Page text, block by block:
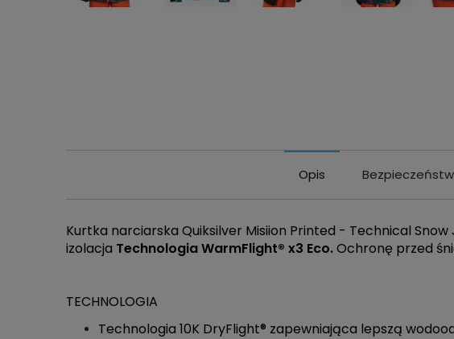
Opis
Kurtka narciarska Quiksilver Misiion Printed - Technical
izolacja Technologia WarmFlight® x3 Eco.Ochronę przed
TECHNOLOGIA
Technologia 10K DryFlight® zapewniająca lepszą